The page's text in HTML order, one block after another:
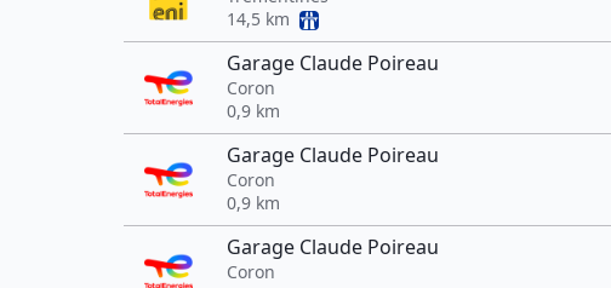
14,5 km
Garage Claude Poireau
Coron
0,9 km
Garage Claude Poireau
Coron
0,9 km
Garage Claude Poireau
Coron